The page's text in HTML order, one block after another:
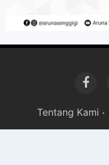
Tentang Kami